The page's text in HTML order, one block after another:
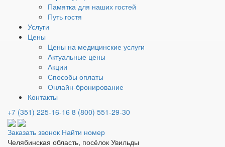
Памятка для наших гостей
Путь гостя
Услуги
Цены
Цены на медицинские услуги
Актуальные цены
Акции
Способы оплаты
Онлайн-бронирование
Контакты
+7 (351) 225-16-16 8 (800) 551-29-30
Заказать звонок Найти номер
Челябинская область, посёлок Увильды
воздействия индивидуально.
Эффективны для восстановления лимфотока,
устранения отёков, лёгкой стимуляции иммунитета
и кровообращения.
Применение вакуумно-
роликового массажа на
аппарате Starvac DX-Smart
Технология используется как в терапевтических целях, так
и в сфере красоты:
В медицинских программах баночный массаж